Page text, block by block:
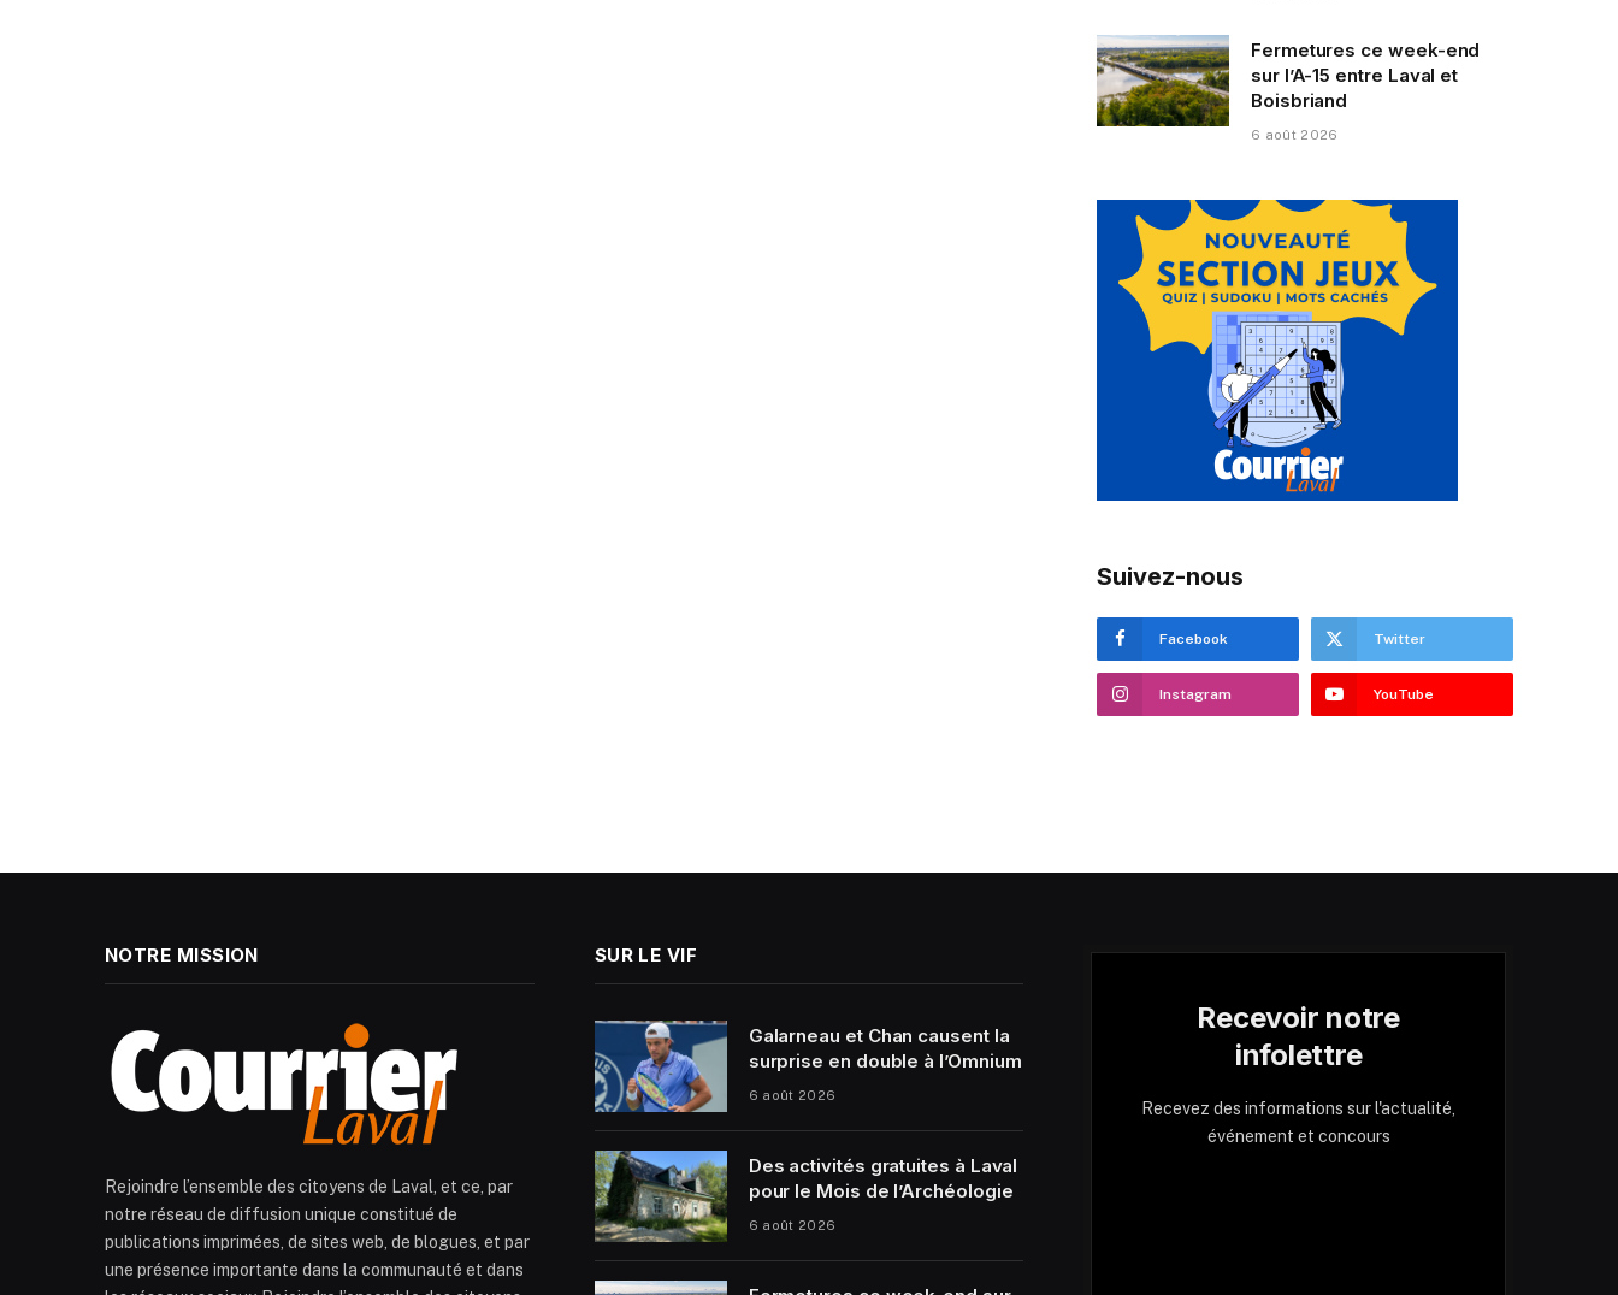
Fermetures ce week-end
sur l’A-15 entre Laval et
Boisbriand
6 août 2026
Suivez-nous
Facebook Twitter
Instagram YouTube
NOTRE MISSION
Rejoindre l’ensemble des citoyens de Laval, et ce, par
notre réseau de diffusion unique constitué de
publications imprimées, de sites web, de blogues, et par
une présence importante dans la communauté et dans
SUR LE VIF
Galarneau et Chan causent la
surprise en double à l’Omnium
6 août 2026
Des activités gratuites à Laval
pour le Mois de l’Archéologie
6 août 2026
Recevoir notre
infolettre
Recevez des informations sur l'actualité,
événement et concours